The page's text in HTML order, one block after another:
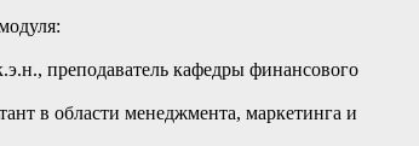
преподаватель кафедры финансового
в области менеджмента, маркетинга и